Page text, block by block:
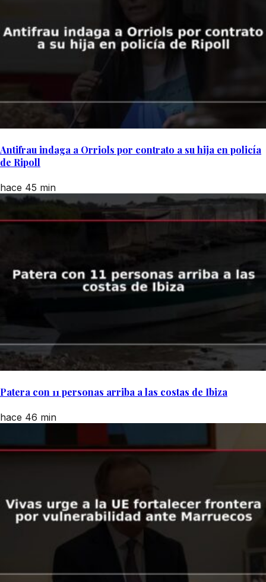
Antifrau indaga a Orriols por contrato a su hija en policía
de Ripoll
hace 45 min
Patera con 11 personas arriba a las costas de Ibiza
hace 46 min